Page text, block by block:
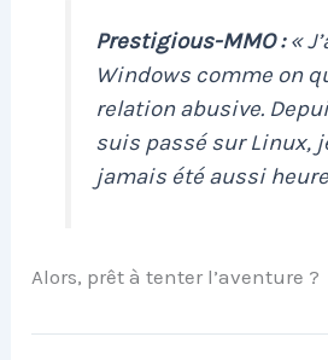
Prestigious-MMO :«
Windows comme on
relation abusive.
suis passé sur Linux,
jamais été aussi
Alors, prêt à tenter l’aventure ?